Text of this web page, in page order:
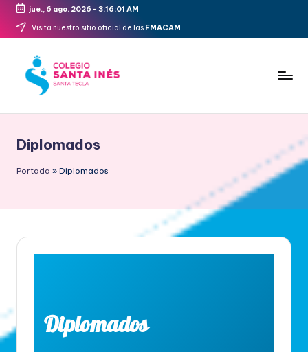
Saltar
contenido
jue., 6 ago. 2026 - 3:16:03 AM
Visita nuestro sitio oficial de las FMACAM
Diplomados
Portada » Diplomados
Diplomados